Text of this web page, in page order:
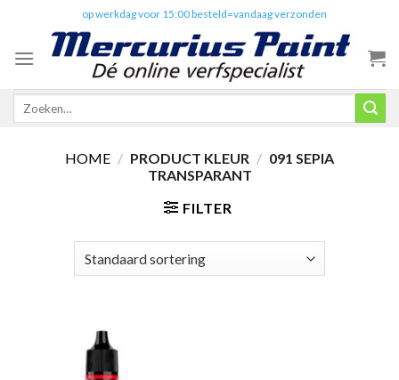
content
op werkdag voor 15:00 besteld=vandaag verzonden
Zoeken
HOME / PRODUCT KLEUR / 091 SEPIA
TRANSPARANT
FILTER